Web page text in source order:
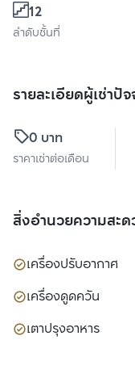
12
ลำดับชั้นที่
รายละเอียดผู้เช่าปั
0 บาท
ราคาเช่าต่อเดือน
สิ่งอำนวยความสะ
เครื่องปรับอากาศ
เครื่องดูดควัน
เตาปรุงอาหาร